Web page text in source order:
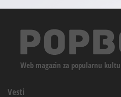
Web magazin za popularnu
Vesti